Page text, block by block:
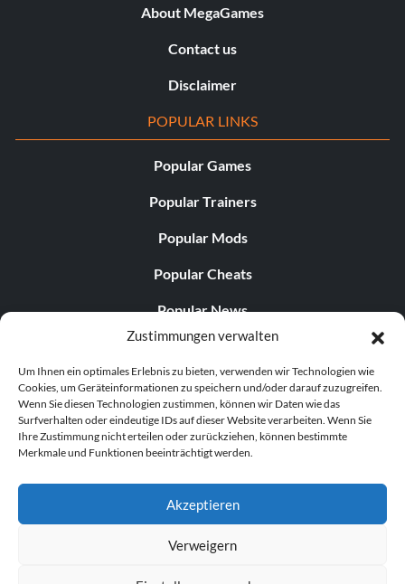
Zustimmungen verwalten
Um Ihnen ein optimales Erlebnis zu bieten, verwenden wir Technologien wie
Cookies, um Geräteinformationen zu speichern und/oder darauf zuzugreifen.
Wenn Sie diesen Technologien zustimmen, können wir Daten wie das
Surfverhalten oder eindeutige IDs auf dieser Website verarbeiten. Wenn Sie
Ihre Zustimmung nicht erteilen oder zurückziehen, können bestimmte
Merkmale und Funktionen beeinträchtigt werden.
Akzeptieren
Verweigern
About MegaGames
Contact us
Disclaimer
POPULAR LINKS
Popular Games
Popular Trainers
Popular Mods
Popular Cheats
Popular News
Popular Editorials
Popular Free Games
LATEST UPDATES